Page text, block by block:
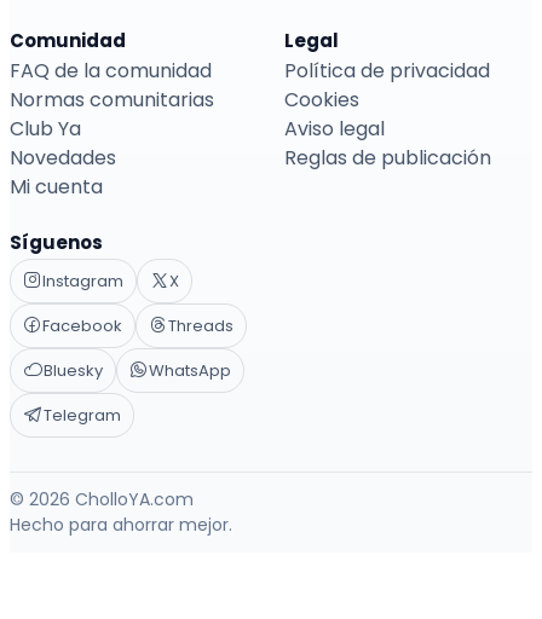
Comunidad
FAQ de la comunidad
Normas comunitarias
Club Ya
Novedades
Mi cuenta
Legal
Política de privacidad
Cookies
Aviso legal
Reglas de publicación
Síguenos
Instagram
X
Facebook
Threads
Bluesky
WhatsApp
Telegram
© 2026 CholloYA.com
Hecho para ahorrar mejor.